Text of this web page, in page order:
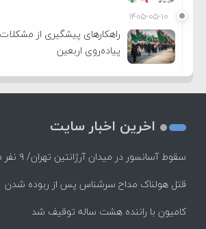
۱۴۰۵-۰۵-۱۰
راهکارهای پیشگیری از
پیاده‌روی اربعین
اخرین اخبار سایت
سقوط آسانسور در میدان آرژانتین تهران/ ۹ نفر مصدوم شدند
قتل هولناک مداح سرشناس پس از ربوده شدن
کامیون با راننده هشت ساله توقیف شد